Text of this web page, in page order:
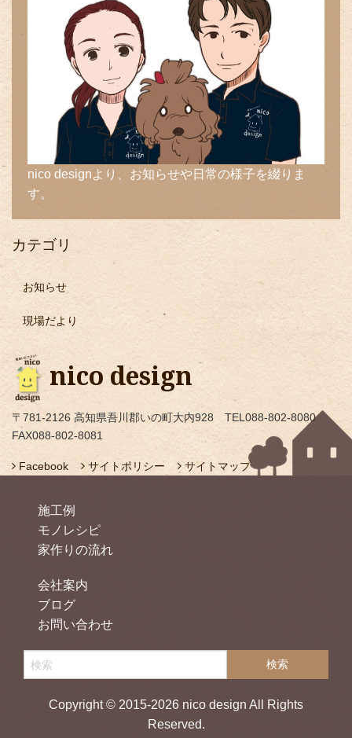
nico designより、お知らせや日常の様子を綴りま
す。
カテゴリ
お知らせ
現場だより
nico design
〒781-2126 高知県吾川郡いの町大内928 TEL088-802-8080
FAX088-802-8081
Facebook サイトポリシー サイトマップ
施工例
モノレシピ
家作りの流れ
会社案内
ブログ
お問い合わせ
Copyright © 2015-2026 nico design All Rights
Reserved.